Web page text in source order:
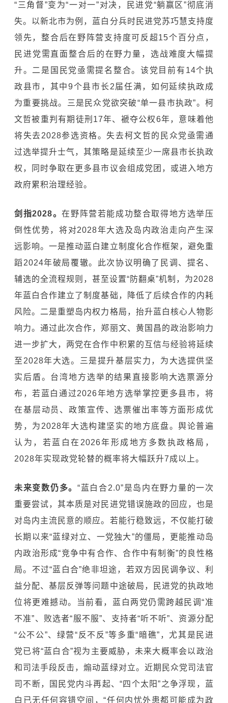
“三角督”变为“一对一”对决，民进党“躺赢区”彻底消
失。以新北市为例，蓝白分兵时民进党苏巧慧支持度
领先，整合后在野阵营支持度可反超15个百分点，
民进党需直面整合后的在野力量，选战难度大幅提
升。二是国民党亟需提名整合。该党目前有14个执
政县市，其中9个县市长2届任满，如何延续执政成
为重要挑战。三是民众党欲突破“单一县市执政”。柯
文哲被重判有期徒刑17年、褫夺公权6年，意味着他
将失去2028参选资格。失去柯文哲的民众党亟需通
过选举提升士气，其策略是延续至少一席县市长执政
权，同时争取在更多县市议会组成党团，或进入地方
政府累积治理经验。
剑指2028。在野阵营若能成功整合取得地方选举压
倒性优势，将对2028年大选及岛内政治走向产生深
远影响。一是推动蓝白建立制度化合作框架，避免重
蹈2024年破局覆辙。此次协议明确了民调、提名、
辅选的全流程规则，甚至设置“防翻桌”机制，为2028
年蓝白合作建立了制度基础，降低了后续合作的内耗
风险。二是重塑岛内权力格局，抬升蓝白核心人物影
响力。通过此次合作，郑丽文、黄国昌的政治影响力
进一步扩大，两党在合作中积累的互信与经验将延续
至2028年大选。三是提升基层实力，为大选提供坚
实后盾。台湾地方选举的结果直接影响大选票源分
布，若蓝白通过2026年地方选举掌控更多县市，将
在基层动员、政策宣传、选票催出率等方面形成优
势，为2028年大选构建坚实的地方底盘。舆论普遍
认为，若蓝白在2026年形成地方多数执政格局，
2028年实现政党轮替的概率将大幅跃升7成以上。
未来变数仍多。 “蓝白合2.0”是岛内在野力量的一次
重要尝试，其本质是对民进党错误施政的回应，也是
对岛内主流民意的顺应。若能行稳致远，不仅能打破
长期以来“蓝绿对立、一党独大”的僵局，更能推动岛
内政治形成“竞争中有合作、合作中有制衡”的良性格
局。不过“蓝白合”绝非坦途，若双方因民调争议、利
益分配、基层反弹等问题中途破局，民进党的执政地
位将更难撼动。当前看，蓝白两党仍需跨越民调“准
不准”、败选者“服不服”、支持者“听不听”、资源分配
“公不公”、绿营“反不反”等多重“暗礁”，尤其是民进
党已将“蓝白合”视为主要威胁，未来大概率会以政治
和司法手段反击，煽动蓝绿对立。近期民众党司法官
司不断，国民党内斗再起、“四个太阳”之争浮现，蓝
白已无任何容错空间，“任何内忧外患都可能成为政